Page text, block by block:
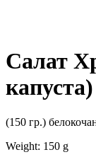
Салат
капуста)
(150 гр.)
Weight: 150 g